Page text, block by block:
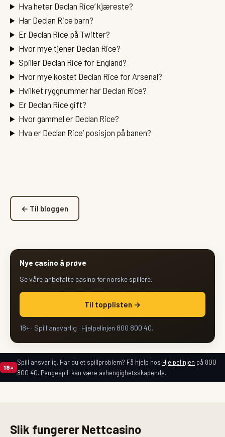
Hva heter Declan Rice’ kjæreste?
Har Declan Rice barn?
Er Declan Rice på Twitter?
Hvor mye tjener Declan Rice?
Spiller Declan Rice for England?
Hvor mye kostet Declan Rice for Arsenal?
Hvilket ryggnummer har Declan Rice?
Er Declan Rice gift?
Hvor gammel er Declan Rice?
Hva er Declan Rice’ posisjon på banen?
← Til bloggen
Nye casino å prøve
Se våre anbefalte casino for norske spillere.
Til topplisten →
18+ · Spill ansvarlig · Hjelpelinjen 800 800 40.
18+
Spill ansvarlig. Har du et spillproblem? Få hjelp hos Hjelpelinjen på 800
800 40. Pengespill kan være avhengighetsskapende.
Slik fungerer Nettcasino